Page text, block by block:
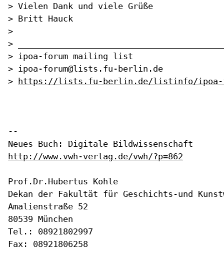
> Vielen Dank und viele Grüße
> Britt Hauck
>
>
> ipoa-forum mailing list
> ipoa-forum@lists.fu-berlin.de
> https://lists.fu-berlin.de/listinfo/ipoa-
--
http://www.vwh-verlag.de/vwh/?p=862
Prof.Dr.Hubertus Kohle
Dekan der Fakultät für Geschichts-und
Amalienstraße 52
80539 München
Tel.: 08921802997
Fax: 08921806258